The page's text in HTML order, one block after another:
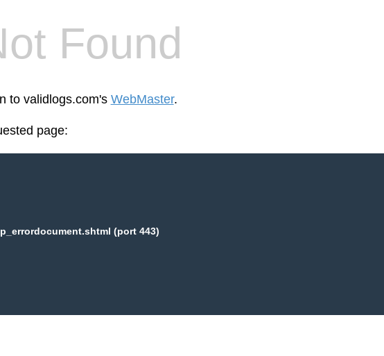
Found
to validlogs.com's WebMaster.
page:
(port 443)